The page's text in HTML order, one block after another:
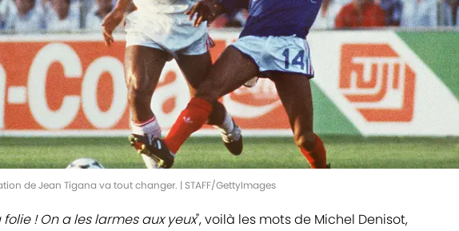
de Jean Tigana va tout changer. | STAFF/GettyImages
folie ! On a les larmes aux yeux", voilà les mots de Michel Denisot,